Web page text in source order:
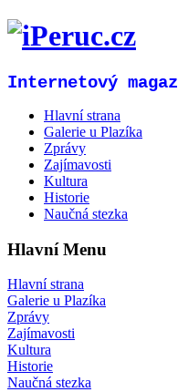
Internetový
Hlavní strana
Galerie u Plazíka
Zprávy
Zajímavosti
Kultura
Historie
Naučná stezka
Hlavní Menu
Hlavní strana
Galerie u Plazíka
Zprávy
Zajímavosti
Kultura
Historie
Naučná stezka